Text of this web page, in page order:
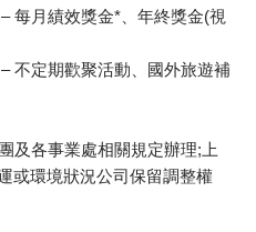
每月績效獎金*、年終獎金(視
不定期歡聚活動、國外旅遊補
及各事業處相關規定辦理;上
或環境狀況公司保留調整權